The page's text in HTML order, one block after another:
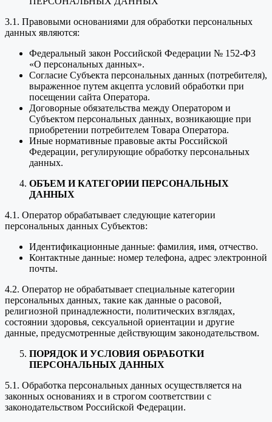
3.1. Правовыми основаниями для обработки персональных
данных являются:
Федеральный закон Российской Федерации № 152-ФЗ
«О персональных данных».
Согласие Субъекта персональных данных (потребителя),
выраженное путем акцепта условий обработки при
посещении сайта Оператора.
Договорные обязательства между Оператором и
Субъектом персональных данных, возникающие при
приобретении потребителем Товара Оператора.
Иные нормативные правовые акты Российской
Федерации, регулирующие обработку персональных
данных.
ОБЪЕМ И КАТЕГОРИИ ПЕРСОНАЛЬНЫХ
ДАННЫХ
4.1. Оператор обрабатывает следующие категории
персональных данных Субъектов:
Идентификационные данные: фамилия, имя, отчество.
Контактные данные: номер телефона, адрес электронной
почты.
4.2. Оператор не обрабатывает специальные категории
персональных данных, такие как данные о расовой,
религиозной принадлежности, политических взглядах,
состоянии здоровья, сексуальной ориентации и другие
данные, предусмотренные действующим законодательством.
ПОРЯДОК И УСЛОВИЯ ОБРАБОТКИ
ПЕРСОНАЛЬНЫХ ДАННЫХ
5.1. Обработка персональных данных осуществляется на
законных основаниях и в строгом соответствии с
законодательством Российской Федерации.